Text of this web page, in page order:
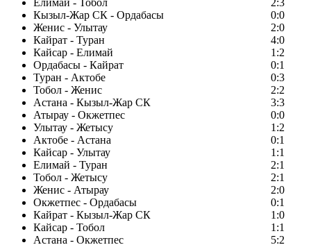
Елимай - Тобол
2:3
Кызыл-Жар СК - Ордабасы
0:0
Женис - Улытау
2:0
Кайрат - Туран
4:0
Кайсар - Елимай
1:2
Ордабасы - Кайрат
0:1
Туран - Актобе
0:3
Тобол - Женис
2:2
Астана - Кызыл-Жар СК
3:3
Атырау - Окжетпес
0:0
Улытау - Жетысу
1:2
Актобе - Астана
0:1
Кайсар - Улытау
1:1
Елимай - Туран
2:1
Тобол - Жетысу
2:1
Женис - Атырау
2:0
Окжетпес - Ордабасы
0:1
Кайрат - Кызыл-Жар СК
1:0
Кайсар - Тобол
1:1
Астана - Окжетпес
5:2